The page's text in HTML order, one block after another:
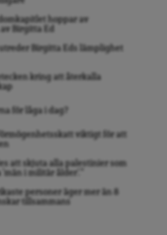
hoppar av
Birgitta Ed
Birgitta Eds lämplighet
kring att återkalla
för låga i dag?
viktigt för att
att skjuta alla palestinier som
i militär ålder’. ”
personer äger mer än 8
tillsammans